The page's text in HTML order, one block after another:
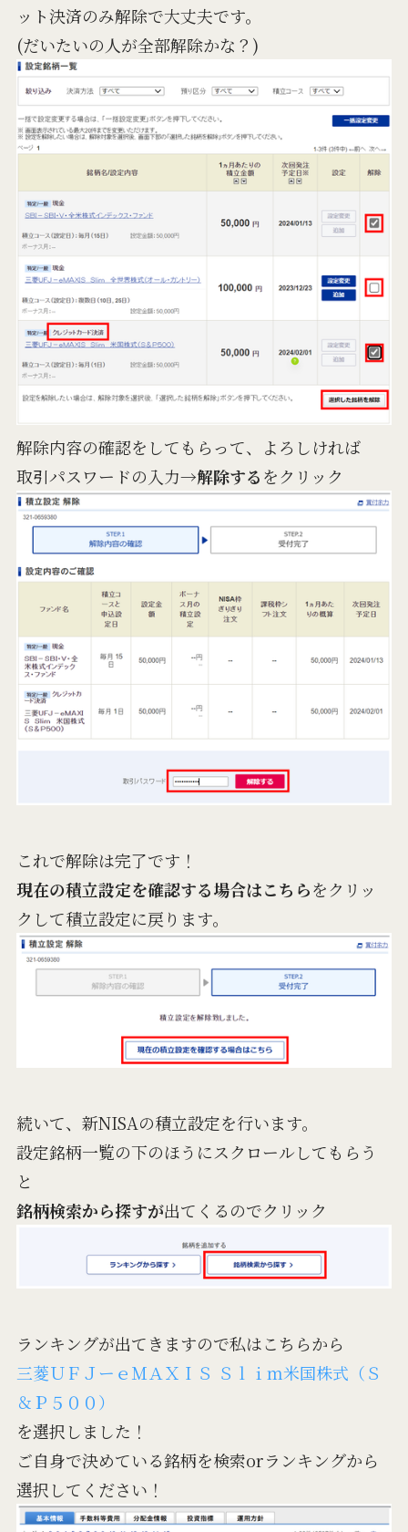
ット決済のみ解除で大丈夫です。
(だいたいの人が全部解除かな？)
解除内容の確認をしてもらって、よろしければ
取引パスワードの入力→解除するをクリック
これで解除は完了です！
現在の積立設定を確認する場合はこちらをクリッ
クして積立設定に戻ります。
続いて、新NISAの積立設定を行います。
設定銘柄一覧の下のほうにスクロールしてもらう
と
銘柄検索から探すが出てくるのでクリック
ランキングが出てきますので私はこちらから
三菱ＵＦＪーｅＭＡＸＩＳ Ｓｌｉｍ米国株式（Ｓ
＆Ｐ５００）
を選択しました！
ご自身で決めている銘柄を検索orランキングから
選択してください！